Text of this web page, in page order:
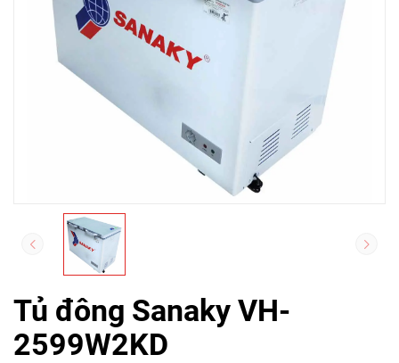
Tủ đông Sanaky VH-
2599W2KD